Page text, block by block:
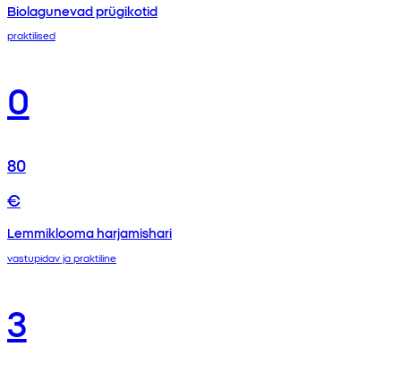
Biolagunevad prügikotid
praktilised
0
80
€
Lemmiklooma harjamishari
vastupidav ja praktiline
3